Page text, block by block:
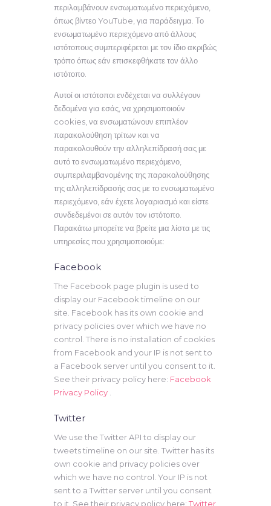
περιλαμβάνουν ενσωματωμένο περιεχόμενο,
όπως βίντεο YouTube, για παράδειγμα. Το
ενσωματωμένο περιεχόμενο από άλλους
ιστότοπους συμπεριφέρεται με τον ίδιο ακριβώς
τρόπο όπως εάν επισκεφθήκατε τον άλλο
ιστότοπο.
Αυτοί οι ιστότοποι ενδέχεται να συλλέγουν
δεδομένα για εσάς, να χρησιμοποιούν
cookies, να ενσωματώνουν επιπλέον
παρακολούθηση τρίτων και να
παρακολουθούν την αλληλεπίδρασή σας με
αυτό το ενσωματωμένο περιεχόμενο,
συμπεριλαμβανομένης της παρακολούθησης
της αλληλεπίδρασής σας με το ενσωματωμένο
περιεχόμενο, εάν έχετε λογαριασμό και είστε
συνδεδεμένοι σε αυτόν τον ιστότοπο.
Παρακάτω μπορείτε να βρείτε μια λίστα με τις
υπηρεσίες που χρησιμοποιούμε:
Facebook
The Facebook page plugin is used to
display our Facebook timeline on our
site. Facebook has its own cookie and
privacy policies over which we have no
control. There is no installation of cookies
from Facebook and your IP is not sent to
a Facebook server until you consent to it.
See their privacy policy here: Facebook
Privacy Policy
Twitter
We use the Twitter API to display our
tweets timeline on our site. Twitter has its
own cookie and privacy policies over
which we have no control. Your IP is not
sent to a Twitter server until you consent
to it. See their privacy policy here: Twitter